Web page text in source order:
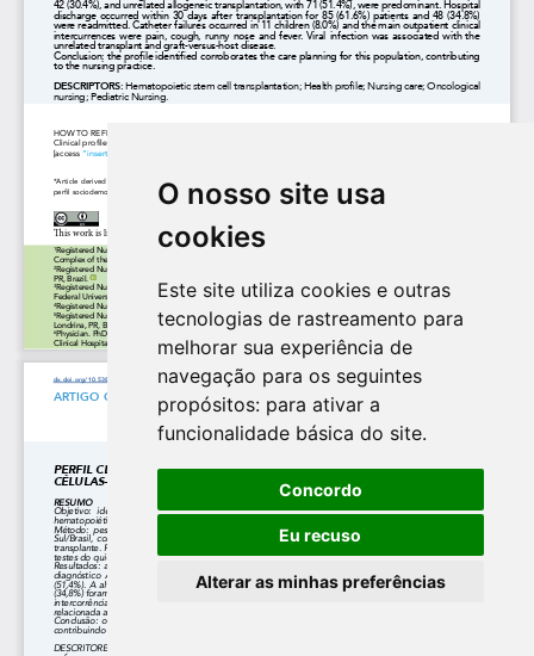
O nosso site usa
cookies
Este site utiliza cookies e outras
tecnologias de rastreamento para
melhorar sua experiência de
navegação para os seguintes
propósitos: para ativar a
funcionalidade básica do site.
Concordo
Eu recuso
Alterar as minhas preferências